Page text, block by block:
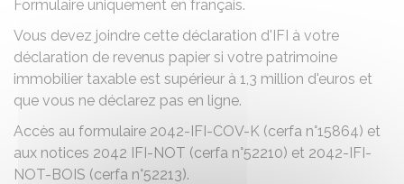
Formulaire uniquement en français.
Vous devez joindre cette déclaration d'IFI à votre
déclaration de revenus papier si votre patrimoine
immobilier taxable est supérieur à 1,3 million d'euros et
que vous ne déclarez pas en ligne.
Accès au formulaire 2042-IFI-COV-K (cerfa n°15864) et
aux notices 2042 IFI-NOT (cerfa n°52210) et 2042-IFI-
NOT-BOIS (cerfa n°52213).